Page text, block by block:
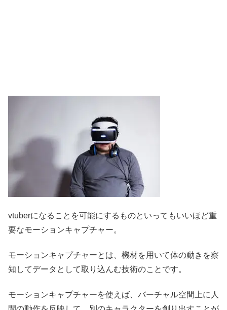
vtuberになることを可能にするものといってもいいほど重
要なモーションキャプチャー。
モーションキャプチャーとは、機材を用いて体の動きを察
知してデータとして取り込んむ技術のことです。
モーションキャプチャーを使えば、バーチャル空間上に人